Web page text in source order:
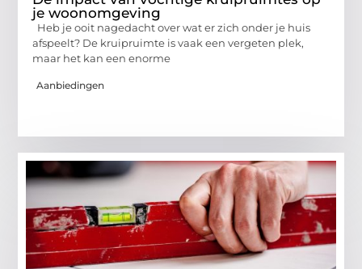
je woonomgeving
Heb je ooit nagedacht over wat er zich onder je huis
afspeelt? De kruipruimte is vaak een vergeten plek,
maar het kan een enorme
Aanbiedingen